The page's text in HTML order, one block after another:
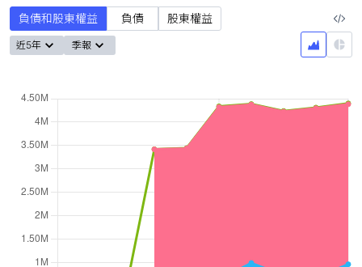
負債和股東權益 負債 股東權益
近5年 季報